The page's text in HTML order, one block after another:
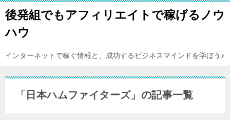
後発組でもアフィリエイトで稼げるノウ
ハウ
インターネットで稼ぐ情報と、成功するビジネスマインドを学ぼう♪
「日本ハムファイターズ」の記事一覧